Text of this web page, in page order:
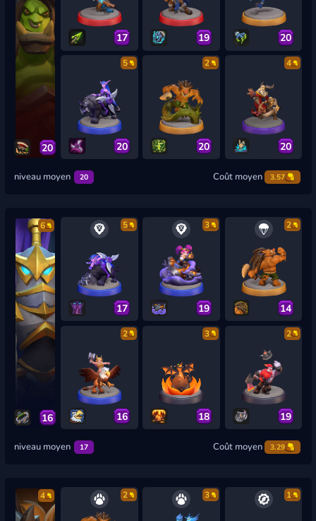
20
17 19 20
5
20
2
20
4
20
niveau moyen 20 Coût moyen 3.57
6
16
5
17
3
19
2
14
2
16
3
18
2
19
niveau moyen 17 Coût moyen 3.29
4 2 3 1